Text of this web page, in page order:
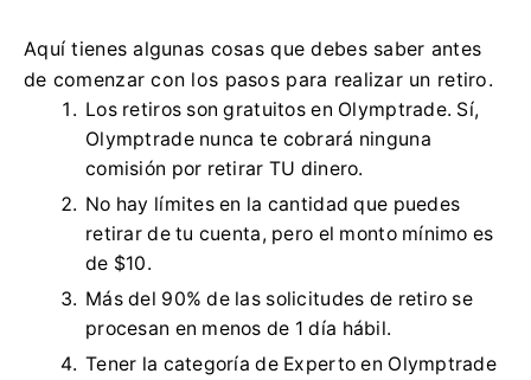
Aquí tienes algunas cosas que debes saber antes
de comenzar con los pasos para realizar un retiro.
Los retiros son gratuitos en Olymptrade. Sí,
Olymptrade nunca te cobrará ninguna
comisión por retirar TU dinero.
No hay límites en la cantidad que puedes
retirar de tu cuenta, pero el monto mínimo es
de $10.
Más del 90% de las solicitudes de retiro se
procesan en menos de 1 día hábil.
Tener la categoría de Experto en Olymptrade